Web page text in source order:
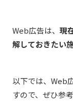
Web広告は、 現
解しておきたい
以下では、Web
すので、ぜひ参